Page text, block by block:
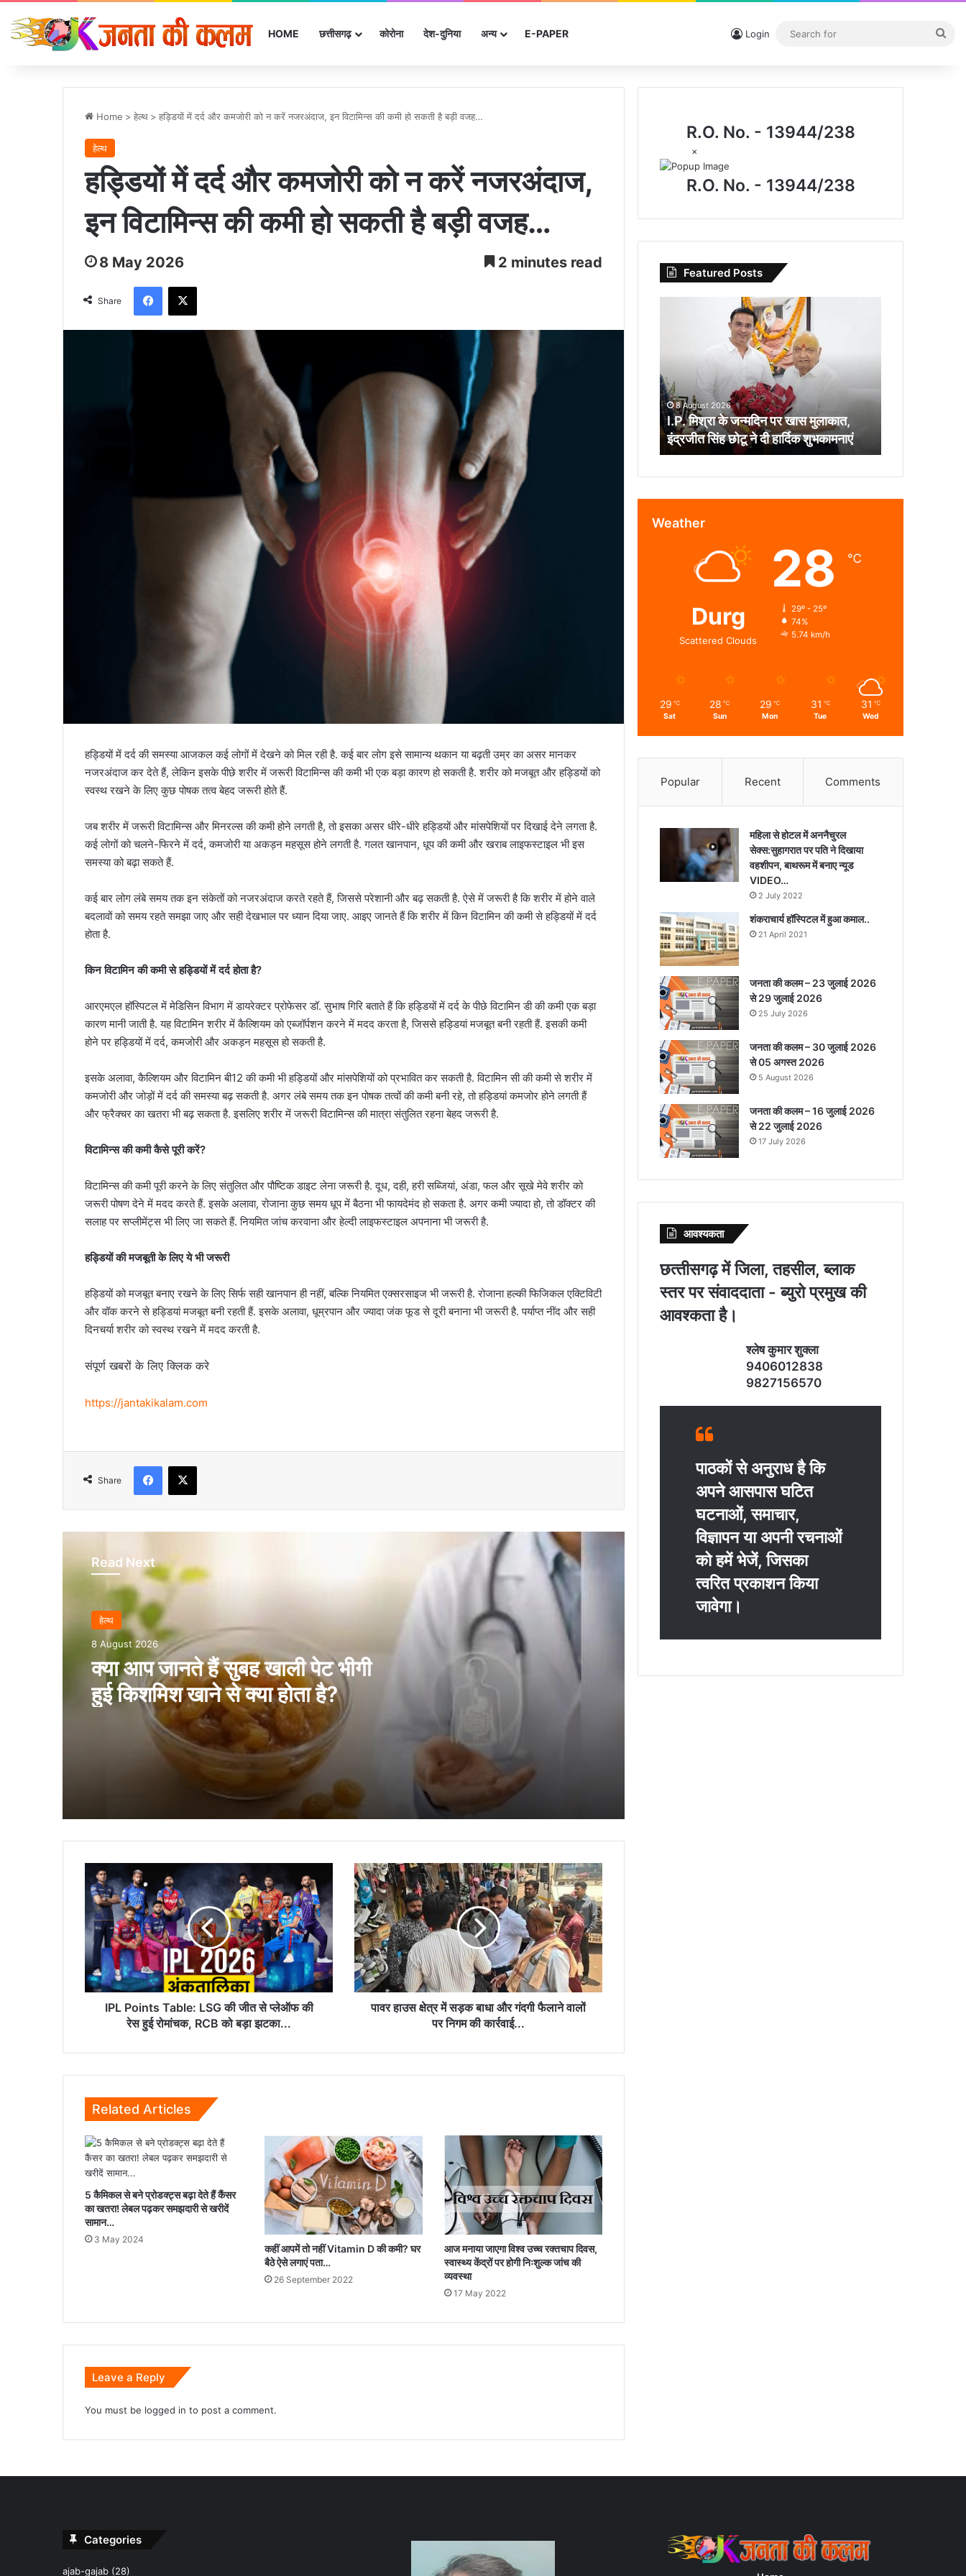
HOME छत्तीसगढ़ कोरोना देश-दुनिया अन्‍य E-PAPER Login
Home > हेल्‍थ > हड्डियों में दर्द और कमजोरी को न करें नजरअंदाज, इन विटामिन्स की कमी हो सकती है बड़ी वजह…
हेल्‍थ
हड्डियों में दर्द और कमजोरी को न करें नजरअंदाज,
इन विटामिन्स की कमी हो सकती है बड़ी वजह…
8 May 2026 2 minutes read
Share
Facebook
X
हड्डियों में दर्द की समस्या आजकल कई लोगों में देखने को मिल रही है. कई बार लोग इसे सामान्य थकान या बढ़ती उम्र का असर मानकर
नजरअंदाज कर देते हैं, लेकिन इसके पीछे शरीर में जरूरी विटामिन्स की कमी भी एक बड़ा कारण हो सकती है. शरीर को मजबूत और हड्डियों को
स्वस्थ रखने के लिए कुछ पोषक तत्व बेहद जरूरी होते हैं.
जब शरीर में जरूरी विटामिन्स और मिनरल्स की कमी होने लगती है, तो इसका असर धीरे-धीरे हड्डियों और मांसपेशियों पर दिखाई देने लगता है.
कई लोगों को चलने-फिरने में दर्द, कमजोरी या अकड़न महसूस होने लगती है. गलत खानपान, धूप की कमी और खराब लाइफस्टाइल भी इस
समस्या को बढ़ा सकते हैं.
कई बार लोग लंबे समय तक इन संकेतों को नजरअंदाज करते रहते हैं, जिससे परेशानी और बढ़ सकती है. ऐसे में जरूरी है कि शरीर में होने वाले
बदलावों को समय रहते समझा जाए और सही देखभाल पर ध्यान दिया जाए. आइए जानते हैं कि शरीर में किन विटामिन की कमी से हड्डियों में दर्द
होता है.
किन विटामिन की कमी से हड्डियों में दर्द होता है?
आरएमएल हॉस्पिटल में मेडिसिन विभाग में डायरेक्टर प्रोफेसर डॉ. सुभाष गिरि बताते हैं कि हड्डियों में दर्द के पीछे विटामिन डी की कमी एक बड़ा
कारण मानी जाती है. यह विटामिन शरीर में कैल्शियम को एब्जॉर्पशन करने में मदद करता है, जिससे हड्डियां मजबूत बनी रहती हैं. इसकी कमी
होने पर हड्डियों में दर्द, कमजोरी और अकड़न महसूस हो सकती है.
इसके अलावा, कैल्शियम और विटामिन बी12 की कमी भी हड्डियों और मांसपेशियों को प्रभावित कर सकती है. विटामिन सी की कमी से शरीर में
कमजोरी और जोड़ों में दर्द की समस्या बढ़ सकती है. अगर लंबे समय तक इन पोषक तत्वों की कमी बनी रहे, तो हड्डियां कमजोर होने लगती हैं
और फ्रैक्चर का खतरा भी बढ़ सकता है. इसलिए शरीर में जरूरी विटामिन्स की मात्रा संतुलित रहना बेहद जरूरी है.
विटामिन्स की कमी कैसे पूरी करें?
विटामिन्स की कमी पूरी करने के लिए संतुलित और पौष्टिक डाइट लेना जरूरी है. दूध, दही, हरी सब्जियां, अंडा, फल और सूखे मेवे शरीर को
जरूरी पोषण देने में मदद करते हैं. इसके अलावा, रोजाना कुछ समय धूप में बैठना भी फायदेमंद हो सकता है. अगर कमी ज्यादा हो, तो डॉक्टर की
सलाह पर सप्लीमेंट्स भी लिए जा सकते हैं. नियमित जांच करवाना और हेल्दी लाइफस्टाइल अपनाना भी जरूरी है.
हड्डियों की मजबूती के लिए ये भी जरूरी
हड्डियों को मजबूत बनाए रखने के लिए सिर्फ सही खानपान ही नहीं, बल्कि नियमित एक्सरसाइज भी जरूरी है. रोजाना हल्की फिजिकल एक्टिविटी
और वॉक करने से हड्डियां मजबूत बनी रहती हैं. इसके अलावा, धूम्रपान और ज्यादा जंक फूड से दूरी बनाना भी जरूरी है. पर्याप्त नींद और सही
दिनचर्या शरीर को स्वस्थ रखने में मदद करती है.
संपूर्ण खबरों के लिए क्लिक करे
https://jantakikalam.com
Share
Facebook
X
Read Next
हेल्‍थ
8 August 2026
क्या आप जानते हैं सुबह खाली पेट भीगी
हुई किशमिश खाने से क्या होता है?
ताकत है, आयुर्वदिक डॉक्टर से जानिए इसकी
शुगर लेवल
रोजाना कितने अखरोट खाना चाहिए? जान लें फायदे
और सेवन का सही तरीका…
क्या केला सभी खा सकते हैं, जनरल फिजिशियन और
न्यूरोलॉजिस्ट ने बताया किन लोगों को नहीं खाना
बहुत ज्यादा चिया सीड्स सेवन करने से सेहत को हो
इफेक्ट्स…
सेहत के लिए बेहद फायदेमंद है दालचीनी, मेथी और
हल्दी का मिश्रण, मिल सकते हैं ये बेनिफिट्स…
सावन के महीने में किन चीजों का सेवन नहीं करना
रात में सोने से पहले दो कीवी खाने से क्या होता है?
डॉक्टर ने गिनाए फायदे…
हर पैर दर्द एक जैसा नहीं होता, जानें किन लक्षणों में
हार्ट डॉक्टर और कब स्पाइन एक्सपर्ट की पड़ती है
जरूरत?
Points
Table:
LSG
की
जीत
से
प्लेऑफ
की
RCB
झटका...
IPL Points Table: LSG की जीत से प्लेऑफ की
रेस हुई रोमांचक, RCB को बड़ा झटका...
पावर
हाउस
क्षेत्र
में
सड़क
बाधा
और
गंदगी
फैलाने
की
पावर हाउस क्षेत्र में सड़क बाधा और गंदगी फैलाने वालों
पर निगम की कार्रवाई...
Related Articles
5 कैमिकल से बने प्रोडक्ट्स बढ़ा देते हैं कैंसर
का खतरा! लेबल पढ़कर समझदारी से खरीदें
सामान…
3 May 2024
कहीं आपमें तो नहीं Vitamin D की कमी? घर
बैठे ऐसे लगाएं पता…
26 September 2022
आज मनाया जाएगा विश्व उच्च रक्तचाप दिवस,
स्वास्थ्य केंद्रों पर होगी निःशुल्क जांच की
व्यवस्था
17 May 2022
Leave a Reply
You must be logged in to post a comment.
R.O. No. - 13944/238
×
R.O. No. - 13944/238
Featured Posts
खास
मुलाकात,
इंद्रजीत
सिंह
छोटू
ने
शुभकामनाएं
8 August 2026
I.P. मिश्रा के जन्मदिन पर खास मुलाकात,
इंद्रजीत सिंह छोटू ने दी हार्दिक शुभकामनाएं
Weather
Durg
Scattered Clouds
28 ℃
29º - 25º
74%
5.74 km/h
29 ℃
Sat
28 ℃
Sun
29 ℃
Mon
31 ℃
Tue
31 ℃
Wed
Popular Recent Comments
महिला से होटल में अननैचुरल
सेक्स:सुहागरात पर पति ने दिखाया
वहशीपन, बाथरूम में बनाए न्यूड
VIDEO…
2 July 2022
शंकराचार्य हॉस्पिटल में हुआ कमाल..
21 April 2021
जनता की कलम – 23 जुलाई 2026
से 29 जुलाई 2026
25 July 2026
जनता की कलम – 30 जुलाई 2026
से 05 अगस्त 2026
5 August 2026
जनता की कलम – 16 जुलाई 2026
से 22 जुलाई 2026
17 July 2026
आवश्‍यकता
छत्‍तीसगढ़ में जिला, तहसील, ब्‍लाक
स्‍तर पर संवाददाता - ब्‍युरो प्रमुख की
आवश्‍कता है।
श्‍लेष कुमार शुक्‍ला
9406012838
9827156570
पाठकों से अनुराध है कि
अपने आसपास घटित
घटनाओं, समाचार,
विज्ञापन या अपनी रचनाओं
को हमें भेजें, जिसका
त्‍वरित प्रकाशन किया
जावेगा।
Categories
ajab-gajab (28)